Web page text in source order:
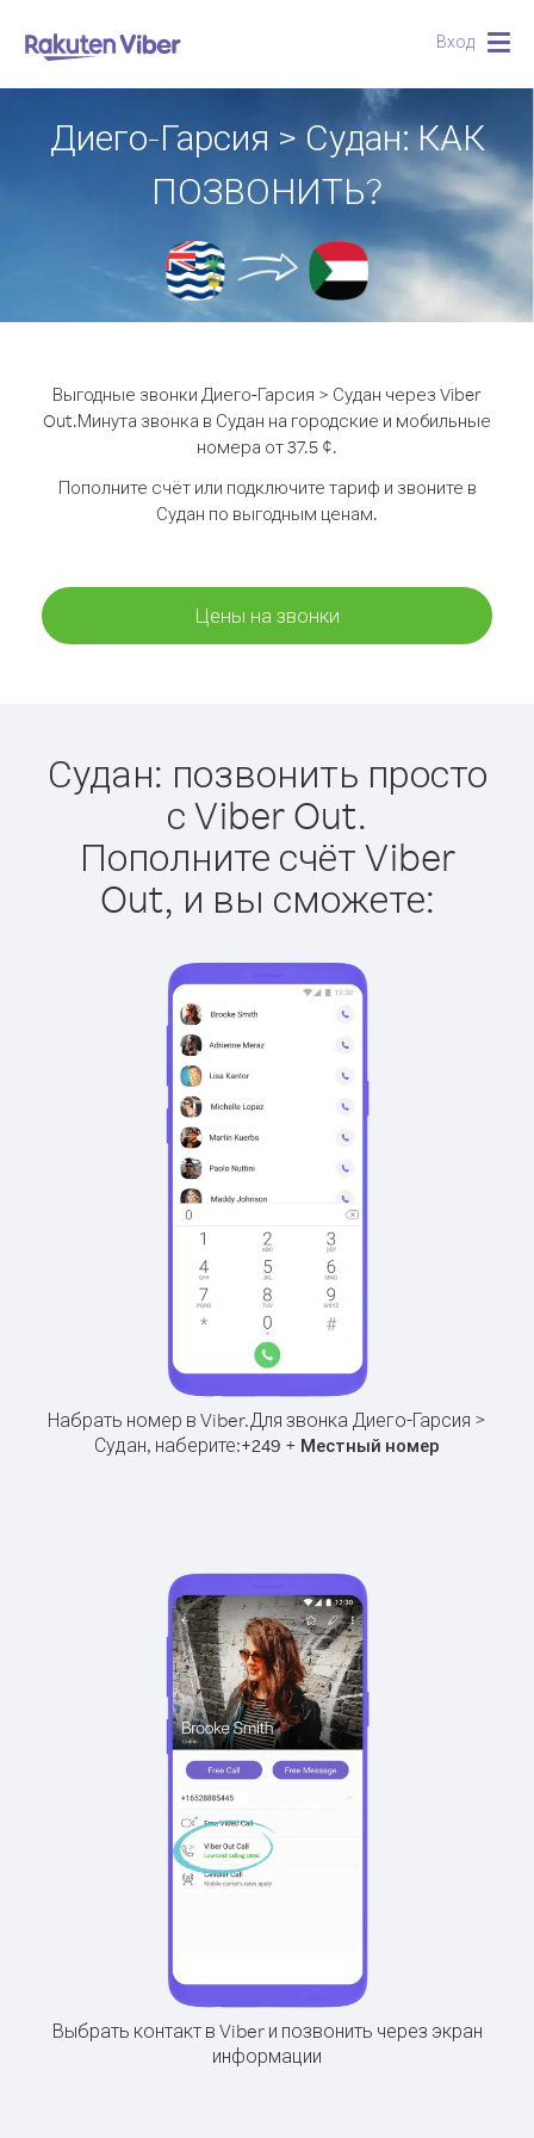
Вход
Диего-Гарсия > Судан: КАК
ПОЗВОНИТЬ?
Выгодные звонки Диего-Гарсия > Судан через Viber
Out.Минута звонка в Судан на городские и мобильные
номера от 37.5 ¢.
Пополните счёт или подключите тариф и звоните в
Судан по выгодным ценам.
Цены на звонки
Судан: позвонить просто
с Viber Out.
Пополните счёт Viber
Out, и вы сможете:
Набрать номер в Viber.Для звонка Диего-Гарсия >
Судан, наберите:+249 + Местный номер
Выбрать контакт в Viber и позвонить через экран
информации